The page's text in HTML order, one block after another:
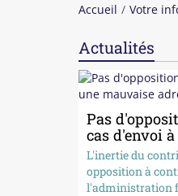
Accueil Votre
Actualités
Pas
cas d'envoi
L'inertie du
opposition à
l'administration